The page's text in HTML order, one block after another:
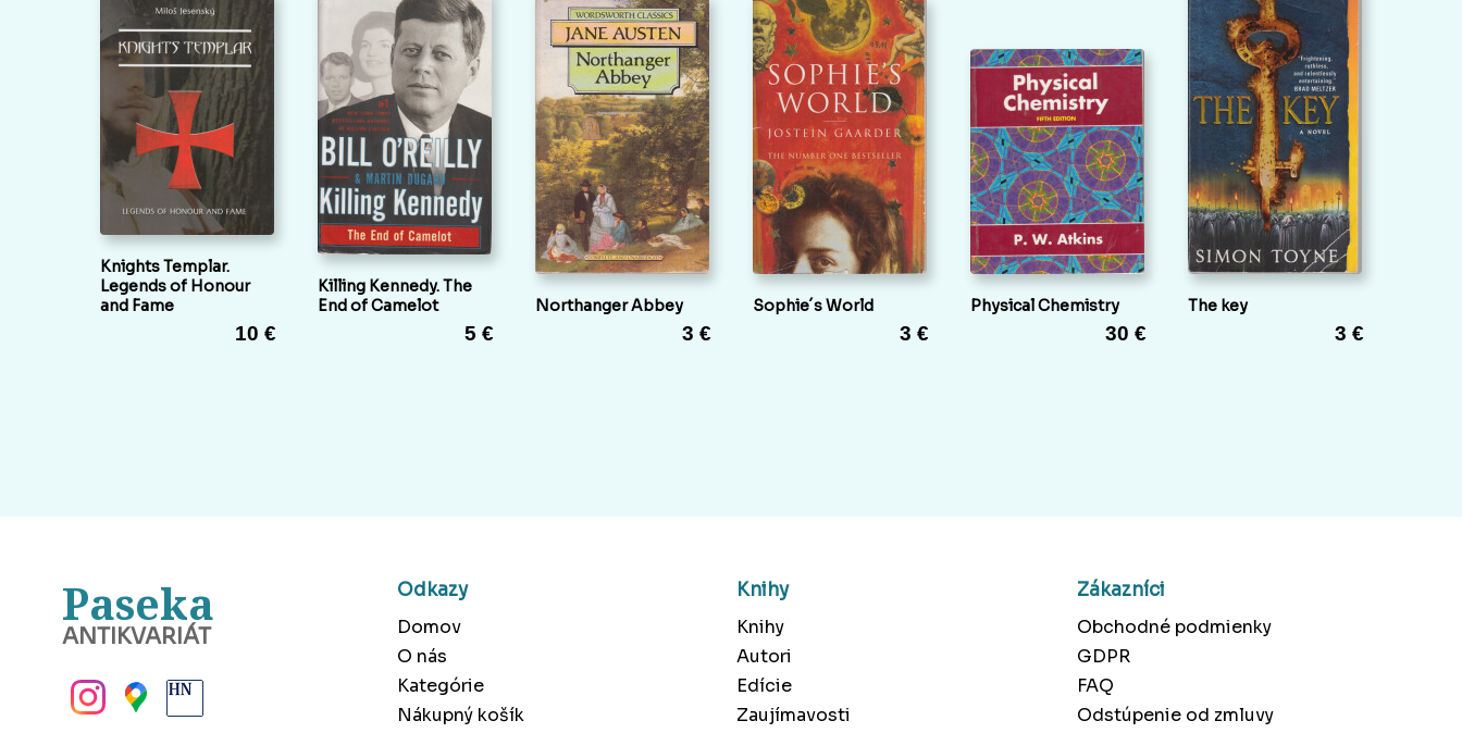
Knights Templar.
Legends of Honour
and Fame
10 €
Killing Kennedy. The
End of Camelot
5 €
Northanger Abbey
3 €
Sophie´s World
3 €
Physical Chemistry
30 €
The key
3 €
Paseka
ANTIKVARIÁT
Odkazy
Domov
O nás
Kategórie
Nákupný košík
Knihy
Knihy
Autori
Edície
Zaujímavosti
Zákazníci
Obchodné podmienky
GDPR
FAQ
Odstúpenie od zmluvy